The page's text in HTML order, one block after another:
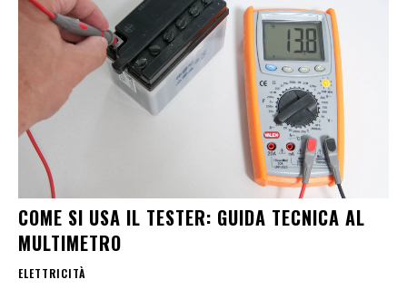
COME SI USA IL TESTER: GUIDA TECNICA AL
MULTIMETRO
ELETTRICITÀ